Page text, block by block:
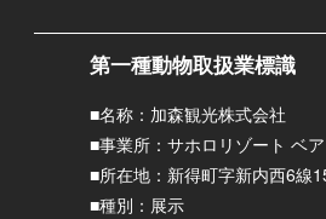
第一種動物取扱業標識
■名称：加森観光株式会社
■事業所：サホロリゾート ベ
■所在地：新得町字新内西6線
■種別：展示